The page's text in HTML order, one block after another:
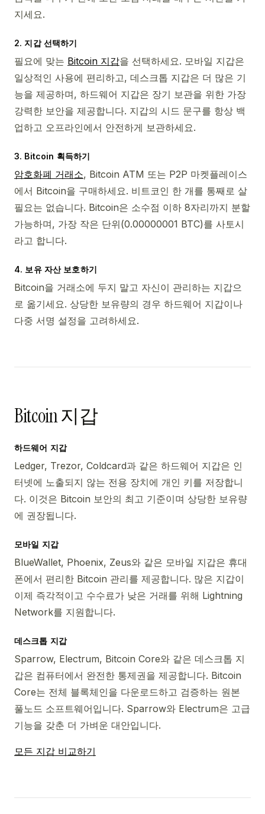
지세요.
2. 지갑 선택하기
필요에 맞는 Bitcoin 지갑을 선택하세요. 모바일 지갑은
일상적인 사용에 편리하고, 데스크톱 지갑은 더 많은 기
능을 제공하며, 하드웨어 지갑은 장기 보관을 위한 가장
강력한 보안을 제공합니다. 지갑의 시드 문구를 항상 백
업하고 오프라인에서 안전하게 보관하세요.
3. Bitcoin 획득하기
암호화폐 거래소, Bitcoin ATM 또는 P2P 마켓플레이스
에서 Bitcoin을 구매하세요. 비트코인 한 개를 통째로 살
필요는 없습니다. Bitcoin은 소수점 이하 8자리까지 분할
가능하며, 가장 작은 단위(0.00000001 BTC)를 사토시
라고 합니다.
4. 보유 자산 보호하기
Bitcoin을 거래소에 두지 말고 자신이 관리하는 지갑으
로 옮기세요. 상당한 보유량의 경우 하드웨어 지갑이나
다중 서명 설정을 고려하세요.
Bitcoin 지갑
하드웨어 지갑
Ledger, Trezor, Coldcard과 같은 하드웨어 지갑은 인
터넷에 노출되지 않는 전용 장치에 개인 키를 저장합니
다. 이것은 Bitcoin 보안의 최고 기준이며 상당한 보유량
에 권장됩니다.
모바일 지갑
BlueWallet, Phoenix, Zeus와 같은 모바일 지갑은 휴대
폰에서 편리한 Bitcoin 관리를 제공합니다. 많은 지갑이
이제 즉각적이고 수수료가 낮은 거래를 위해 Lightning
Network를 지원합니다.
데스크톱 지갑
Sparrow, Electrum, Bitcoin Core와 같은 데스크톱 지
갑은 컴퓨터에서 완전한 통제권을 제공합니다. Bitcoin
Core는 전체 블록체인을 다운로드하고 검증하는 원본
풀노드 소프트웨어입니다. Sparrow와 Electrum은 고급
기능을 갖춘 더 가벼운 대안입니다.
모든 지갑 비교하기